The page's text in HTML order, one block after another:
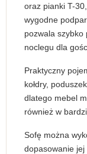
oraz pianki T-
wygodne
pozwala szybko
noclegu dla
Praktyczny
kołdry,
dlatego mebel
również w
Sofę można
dopasowanie